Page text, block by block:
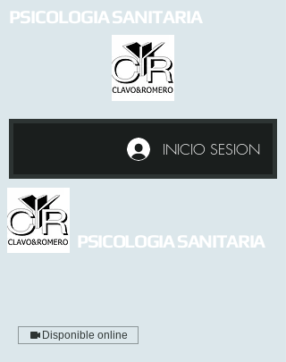
PSICOLOGIA SANITARIA
INICIO SESION
PSICOLOGIA SANITARIA
Disponible online